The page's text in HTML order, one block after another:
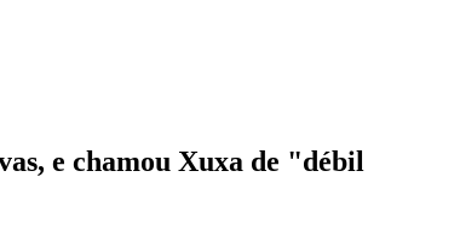
e chamou Xuxa de "débil